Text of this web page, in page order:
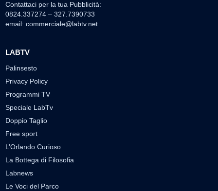
Contattaci per la tua Pubblicità:
0824.337274 – 327.7390733
email: commerciale@labtv.net
LABTV
Palinsesto
Privacy Policy
Programmi TV
Speciale LabTv
Doppio Taglio
Free sport
L’Orlando Curioso
La Bottega di Filosofia
Labnews
Le Voci del Parco